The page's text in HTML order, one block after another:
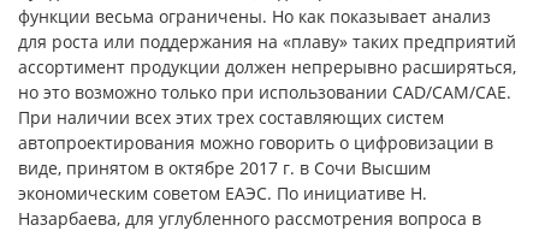
функции весьма ограничены. Но как показывает анализ
для роста или поддержания на «плаву» таких предприятий
ассортимент продукции должен непрерывно расширяться,
но это возможно только при использовании CAD/CAM/CAE.
При наличии всех этих трех составляющих систем
автопроектирования можно говорить о цифровизации в
виде, принятом в октябре 2017 г. в Сочи Высшим
экономическим советом ЕАЭС. По инициативе Н.
Назарбаева, для углубленного рассмотрения вопроса в